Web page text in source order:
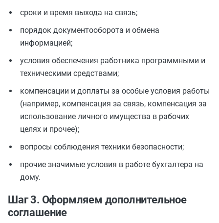
сроки и время выхода на связь;
порядок документооборота и обмена
информацией;
условия обеспечения работника программными и
техническими средствами;
компенсации и доплаты за особые условия работы
(например, компенсация за связь, компенсация за
использование личного имущества в рабочих
целях и прочее);
вопросы соблюдения техники безопасности;
прочие значимые условия в работе бухгалтера на
дому.
Шаг 3. Оформляем дополнительное
соглашение